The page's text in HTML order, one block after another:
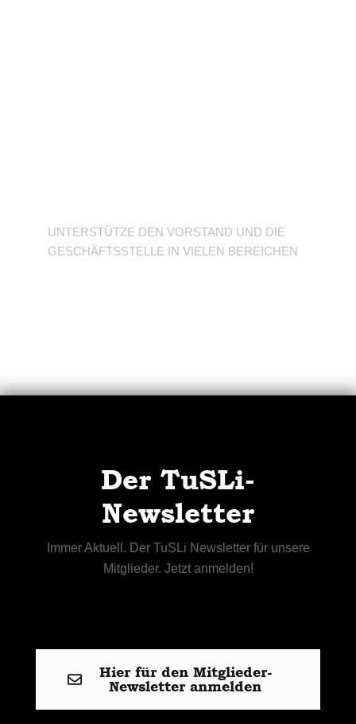
UNTERSTÜTZE DEN VORSTAND UND DIE
GESCHÄFTSSTELLE IN VIELEN BEREICHEN
Der TuSLi-
Newsletter
Immer Aktuell. Der TuSLi Newsletter für unsere
Mitglieder. Jetzt anmelden!
Hier für den Mitglieder-
Newsletter anmelden